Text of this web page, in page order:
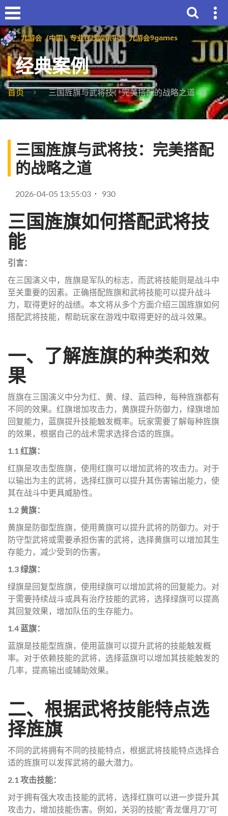
经典案例
首页 三国旌旗与武将技：完美搭配的战略之道
三国旌旗与武将技：完美搭配
的战略之道
2026-04-05 13:55:03 930
三国旌旗如何搭配武将技
能
引言：
在三国演义中，旌旗是军队的标志，而武将技能则是战斗中
至关重要的因素。正确搭配旌旗和武将技能可以提升战斗
力，取得更好的战绩。本文将从多个方面介绍三国旌旗如何
搭配武将技能，帮助玩家在游戏中取得更好的战斗效果。
一、了解旌旗的种类和效
果
旌旗在三国演义中分为红、黄、绿、蓝四种，每种旌旗都有
不同的效果。红旗增加攻击力，黄旗提升防御力，绿旗增加
回复能力，蓝旗提升技能触发概率。玩家需要了解每种旌旗
的效果，根据自己的战术需求选择合适的旌旗。
1.1 红旗：
红旗是攻击型旌旗，使用红旗可以增加武将的攻击力。对于
以输出为主的武将，选择红旗可以提升其伤害输出能力，使
其在战斗中更具威胁性。
1.2 黄旗：
黄旗是防御型旌旗，使用黄旗可以提升武将的防御力。对于
防守型武将或需要承担伤害的武将，选择黄旗可以增加其生
存能力，减少受到的伤害。
1.3 绿旗：
绿旗是回复型旌旗，使用绿旗可以增加武将的回复能力。对
于需要持续战斗或具有治疗技能的武将，选择绿旗可以提高
其回复效果，增加队伍的生存能力。
1.4 蓝旗：
蓝旗是技能型旌旗，使用蓝旗可以提升武将的技能触发概
率。对于依赖技能的武将，选择蓝旗可以增加其技能触发的
几率，提高输出或辅助效果。
二、根据武将技能特点选
择旌旗
不同的武将拥有不同的技能特点，根据武将技能特点选择合
适的旌旗可以发挥武将的最大潜力。
2.1 攻击技能：
对于拥有强大攻击技能的武将，选择红旗可以进一步提升其
攻击力，增加技能伤害。例如，关羽的技能“青龙偃月刀”可